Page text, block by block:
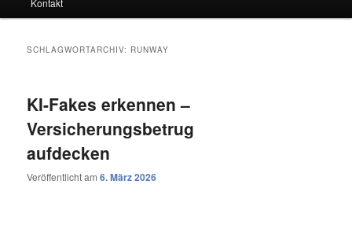
SCHLAGWORTARCHIV: RUNWAY
KI-Fakes erkennen –
Versicherungsbetrug
aufdecken
Veröffentlicht am6. März 2026